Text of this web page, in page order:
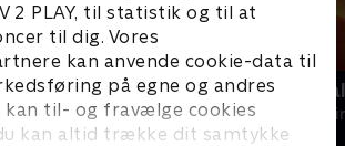
2 PLAY, til statistik og til at
til dig. Vores
kan anvende cookie-data til
på egne og andres
kan til- og fravælge cookies
kan altid trække dit samtykke
• 2 sæsoner
Mord på
Krimi &